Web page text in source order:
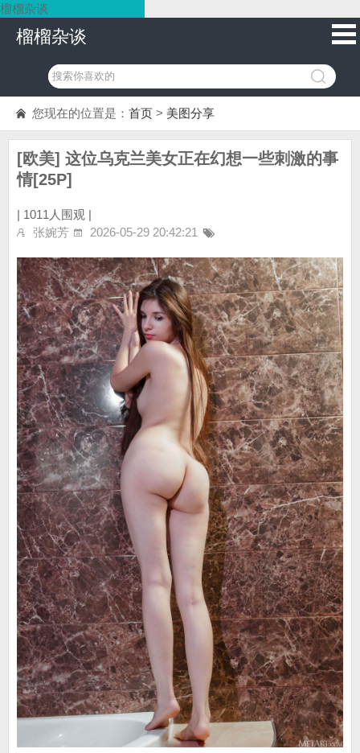
榴榴杂谈
榴榴杂谈
您现在的位置是： 首页 > 美图分享
[欧美] 这位乌克兰美女正在幻想一些刺激的事
情[25P]
| 1011人围观 |
张婉芳
2026-05-29 20:42:21